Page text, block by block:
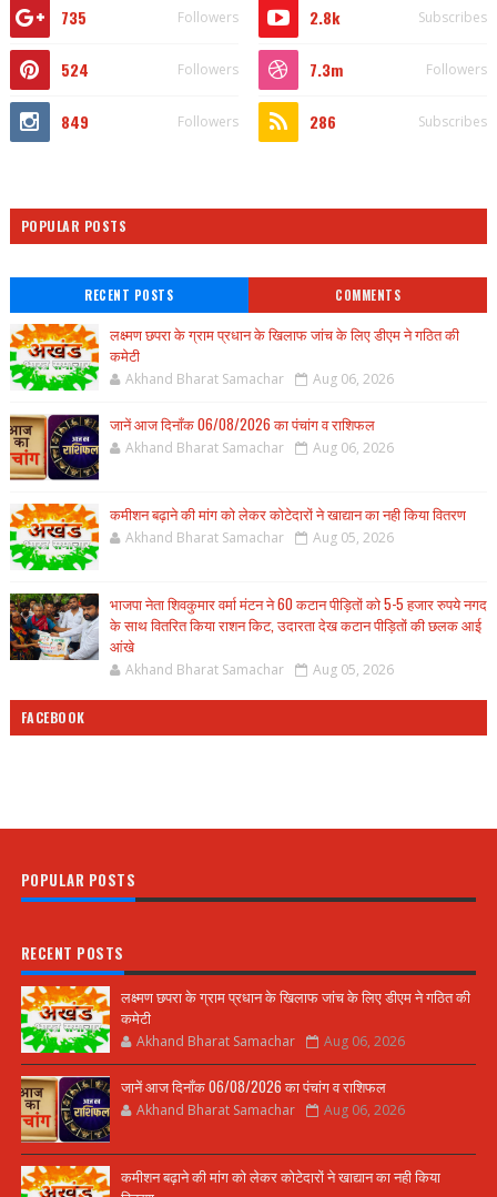
735 Followers 2.8k Subscribes
524 Followers 7.3m Followers
849 Followers 286 Subscribes
POPULAR POSTS
RECENT POSTS COMMENTS
लक्ष्मण छपरा के ग्राम प्रधान के खिलाफ जांच के लिए डीएम ने गठित की
कमेटी
Akhand Bharat Samachar Aug 06, 2026
जानें आज दिनाँक 06/08/2026 का पंचांग व राशिफल
Akhand Bharat Samachar Aug 06, 2026
कमीशन बढ़ाने की मांग को लेकर कोटेदारों ने खाद्यान का नही किया वितरण
Akhand Bharat Samachar Aug 05, 2026
भाजपा नेता शिवकुमार वर्मा मंटन ने 60 कटान पीड़ितों को 5-5 हजार रुपये नगद
के साथ वितरित किया राशन किट, उदारता देख कटान पीड़ितों की छलक आई
आंखे
Akhand Bharat Samachar Aug 05, 2026
FACEBOOK
POPULAR POSTS
RECENT POSTS
लक्ष्मण छपरा के ग्राम प्रधान के खिलाफ जांच के लिए डीएम ने गठित की
कमेटी
Akhand Bharat Samachar Aug 06, 2026
जानें आज दिनाँक 06/08/2026 का पंचांग व राशिफल
Akhand Bharat Samachar Aug 06, 2026
कमीशन बढ़ाने की मांग को लेकर कोटेदारों ने खाद्यान का नही किया